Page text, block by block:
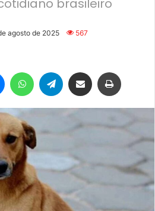
brasileiro
agosto de 2025 567